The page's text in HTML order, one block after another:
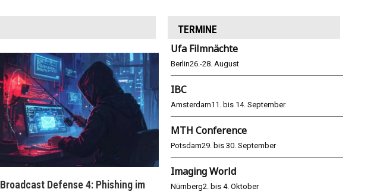
Broadcast Defense 4: Phishing im
WM 2026: ARD und ZDF im Remote-
TERMINE
Ufa Filmnächte
Berlin26.-28. August
IBC
Amsterdam11. bis 14. September
MTH Conference
Potsdam29. bis 30. September
Imaging World
Nürnberg2. bis 4. Oktober